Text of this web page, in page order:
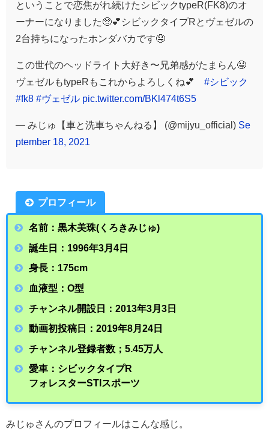
ということで恋焦がれ続けたシビックtypeR(FK8)のオ
ーナーになりました🥺💕シビックタイプRとヴェゼルの
2台持ちになったホンダバカです🤤
この世代のヘッドライト大好き〜兄弟感がたまらん🤤
ヴェゼルもtypeRもこれからよろしくね💕 #シビック
#fk8 #ヴェゼル pic.twitter.com/BKl474t6S5
— みじゅ【車と洗車ちゃんねる】 (@mijyu_official) Se
ptember 18, 2021
プロフィール
名前：黒木美珠(くろきみじゅ)
誕生日：1996年3月4日
身長：175cm
血液型：O型
チャンネル開設日：2013年3月3日
動画初投稿日：2019年8月24日
チャンネル登録者数；5.45万人
愛車：シビックタイプR
フォレスターSTIスポーツ
みじゅさんのプロフィールはこんな感じ。